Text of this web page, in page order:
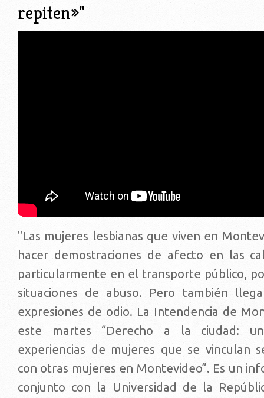
repiten»"
"Las mujeres lesbianas que viven en
hacer demostraciones de afecto en las
particularmente en el transporte público,
situaciones de abuso. Pero también
expresiones de odio. La Intendencia de
este martes “Derecho a la ciudad:
experiencias de mujeres que se vinculan
con otras mujeres en Montevideo”. Es un
conjunto con la Universidad de la